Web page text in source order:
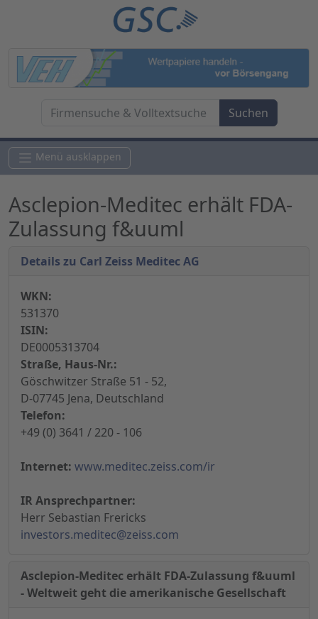
Menü ausklappen
Asclepion-Meditec erhält FDA-
Zulassung f&uuml
Details zu Carl Zeiss Meditec AG
WKN:
531370
ISIN:
DE0005313704
Straße, Haus-Nr.:
Göschwitzer Straße 51 - 52,
D-07745 Jena, Deutschland
Telefon:
+49 (0) 3641 / 220 - 106
Internet: www.meditec.zeiss.com/ir
IR Ansprechpartner:
Herr Sebastian Frericks
investors.meditec@zeiss.com
Asclepion-Meditec erhält FDA-Zulassung f&uuml
- Weltweit geht die amerikanische Gesellschaft